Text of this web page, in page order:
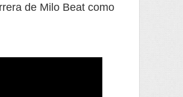
de Milo Beat como